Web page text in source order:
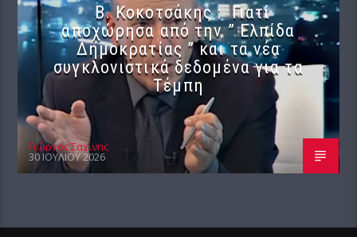
Β. Κοκοτσάκης : Γιατί
αποχώρησα από την ” Ελπίδα
Δημοκρατίας ” και τα νέα
συγκλονιστικά δεδομένα για τα
Τέμπη
Γιώργος Σαχίνης
30 ΙΟΥΛΊΟΥ 2026